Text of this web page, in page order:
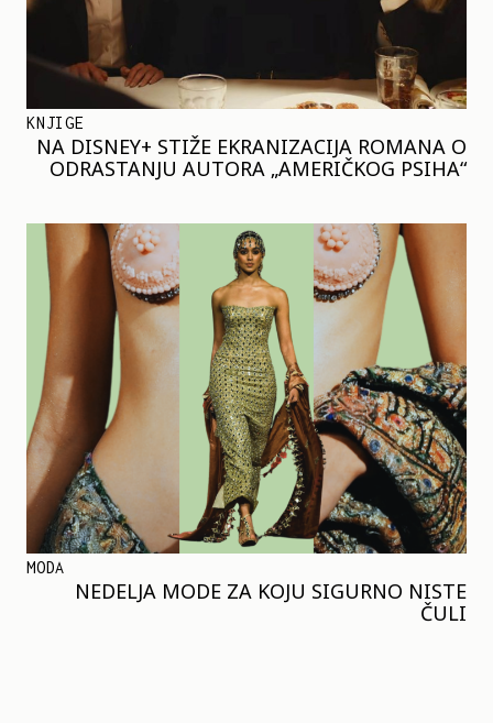
KNJIGE
NA DISNEY+ STIŽE EKRANIZACIJA ROMANA O
ODRASTANJU AUTORA „AMERIČKOG PSIHA“
MODA
NEDELJA MODE ZA KOJU SIGURNO NISTE
ČULI